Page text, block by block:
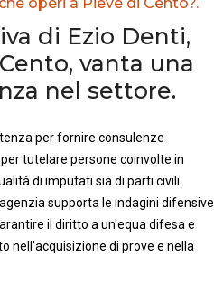
di Ezio Denti,
vanta una
nel settore.
per fornire consulenze
tutelare persone coinvolte in
di imputati sia di parti civili.
supporta le indagini difensive
il diritto a un'equa difesa e
nell'acquisizione di prove e nella